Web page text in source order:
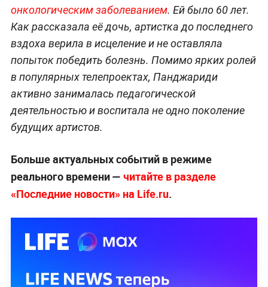
онкологическим заболеванием. Ей было 60 лет.
Как рассказала её дочь, артистка до последнего
вздоха верила в исцеление и не оставляла
попыток победить болезнь. Помимо ярких ролей
в популярных телепроектах, Панджариди
активно занималась педагогической
деятельностью и воспитала не одно поколение
будущих артистов.
Больше актуальных событий в режиме
реального времени — читайте в разделе
«Последние новости» на Life.ru.